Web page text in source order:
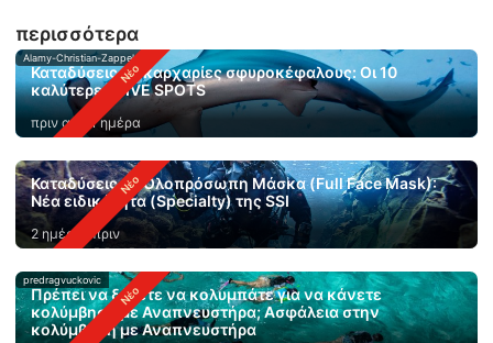
περισσότερα
Alamy-Christian-Zappel
Καταδύσεις με καρχαρίες σφυροκέφαλους: Οι 10
καλύτερες DIVE SPOTS
πριν από 1 ημέρα
Καταδύσεις με Ολοπρόσωπη Μάσκα (Full Face Mask):
Νέα ειδικότητα (Specialty) της SSI
2 ημέρες πριν
predragvuckovic
Πρέπει να ξέρετε να κολυμπάτε για να κάνετε
κολύμβηση με Αναπνευστήρα; Ασφάλεια στην
κολύμβηση με Αναπνευστήρα